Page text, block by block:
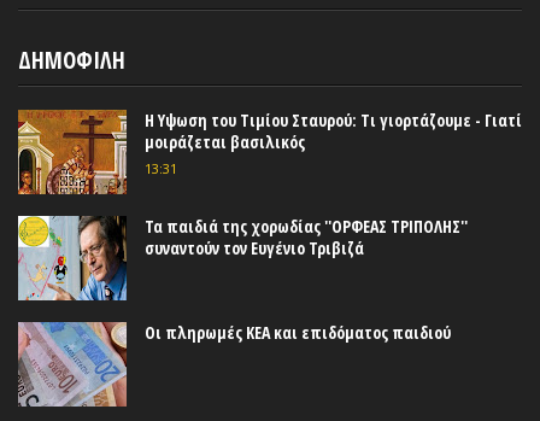
ΔΗΜΟΦΙΛΗ
Η Υψωση του Τιμίου Σταυρού: Τι γιορτάζουμε - Γιατί
μοιράζεται βασιλικός
13:31
Τα παιδιά της χορωδίας ''ΟΡΦΕΑΣ ΤΡΙΠΟΛΗΣ''
συναντούν τον Ευγένιο Τριβιζά
Οι πληρωμές ΚΕΑ και επιδόματος παιδιού